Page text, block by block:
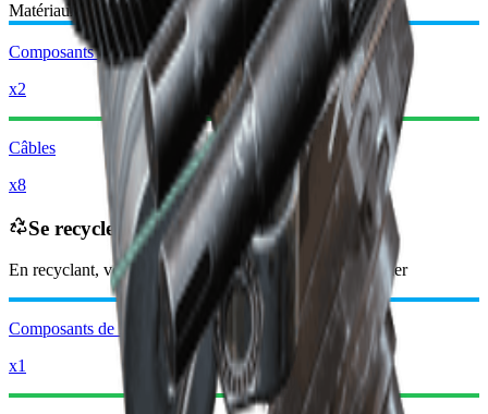
Matériaux requis :
Composants de Mods
x2
Câbles
x8
Se recycle en
En recyclant, vous recevrez -2850 moins Pièces de Raider
Composants de Mods
x1